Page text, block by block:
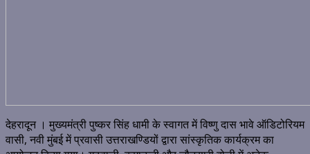
देहरादून । मुख्यमंत्री पुष्कर सिंह धामी के स्वागत में विष्णु दास भावे ऑडिटोरियम
वासी, नवी मुंबई में प्रवासी उत्तराखण्डियों द्वारा सांस्कृतिक कार्यक्रम का